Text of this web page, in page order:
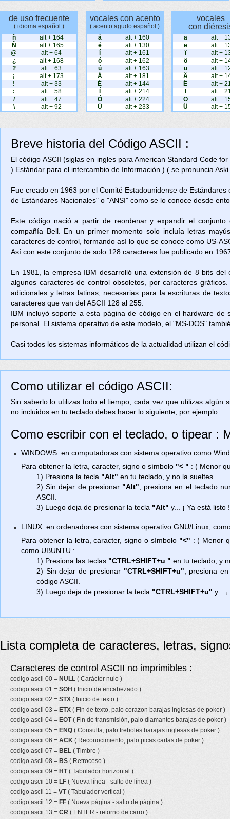
de uso frecuente
( idioma español )
ñ
alt + 164
Ñ
alt + 165
@
alt + 64
¿
alt + 168
?
alt + 63
¡
alt + 173
!
alt + 33
:
alt + 58
/
alt + 47
\
alt + 92
vocales con acento
( acento agudo español )
á
alt + 160
é
alt + 130
í
alt + 161
ó
alt + 162
ú
alt + 163
Á
alt + 181
É
alt + 144
alt + 214
Ó
alt + 224
Ú
alt + 233
vocales
con
ä
alt +
ë
alt +
ï
alt +
ö
alt +
ü
alt +
Ä
alt +
Ë
alt +
alt +
Ö
alt +
Ü
alt +
Breve historia del Código ASCII :
El código ASCII (siglas en ingles para American Standard Code
) Estándar para el intercambio de Información ) ( se pronuncia Aski
Fue creado en 1963 por el Comité Estadounidense de
de Estándares Nacionales" o "ANSI" como se lo conoce desde
Este código nació a partir de reordenar y expandir el
compañía Bell. En un primer momento solo incluía letras
caracteres de control, formando así lo que se conoce como US-
Así con este conjunto de solo 128 caracteres fue publicado en
En 1981, la empresa IBM desarrolló una extensión de 8 bits
algunos caracteres de control obsoletos, por caracteres
adicionales y letras latinas, necesarias para la escrituras de
caracteres que van del ASCII 128 al 255.
IBM incluyó soporte a esta página de código en el hardware
personal. El sistema operativo de este modelo, el "MS-DOS"
Casi todos los sistemas informáticos de la actualidad utilizan el
Como utilizar el código ASCII:
Sin saberlo lo utilizas todo el tiempo, cada vez que utilizas
no incluidos en tu teclado debes hacer lo siguiente, por ejemplo:
Como escribir con el teclado, o tipear :
WINDOWS: en computadoras con sistema operativo como
Para obtener la letra, caracter, signo o símbolo "< " : ( Menor
1) Presiona la tecla "Alt" en tu teclado, y no la sueltes.
2) Sin dejar de presionar "Alt" , presiona en el teclado
ASCII.
3) Luego deja de presionar la tecla "Alt" y... ¡ Ya está listo
LINUX: en ordenadores con sistema operativo GNU/Linux,
Para obtener la letra, caracter, signo o símbolo "<" : ( Menor
como UBUNTU :
1) Presiona las teclas "CTRL+SHIFT+u " en tu teclado, y
2) Sin dejar de presionar "CTRL+SHIFT+u" , presiona
código ASCII.
3) Luego deja de presionar la tecla "CTRL+SHIFT+u" y...
Lista completa de caracteres, letras,
Caracteres de control ASCII no imprimibles :
codigo ascii 00 = NULL ( Carácter nulo )
codigo ascii 01 = SOH ( Inicio de encabezado )
codigo ascii 02 = STX ( Inicio de texto )
codigo ascii 03 = ETX ( Fin de texto, palo corazon barajas inglesas de poker )
codigo ascii 04 = EOT( Fin de transmisión, palo diamantes barajas de poker )
codigo ascii 05 = ENQ ( Consulta, palo treboles barajas inglesas de poker )
codigo ascii 06 = ACK ( Reconocimiento, palo picas cartas de poker )
codigo ascii 07 = BEL ( Timbre )
codigo ascii 08 = BS ( Retroceso )
codigo ascii 09 = HT( Tabulador horizontal )
codigo ascii 10 = LF ( Nueva línea - salto de línea )
codigo ascii 11 = VT( Tabulador vertical )
codigo ascii 12 = FF ( Nueva página - salto de página )
codigo ascii 13 = CR ( ENTER - retorno de carro )